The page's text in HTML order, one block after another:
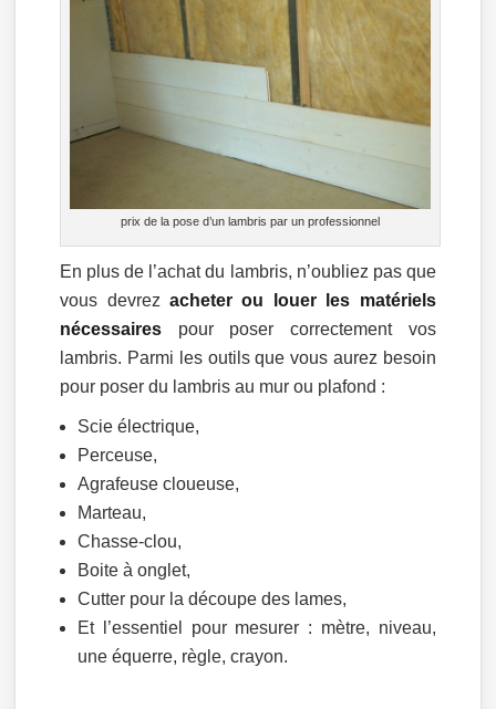
prix de la pose d’un lambris par un professionnel
En plus de l’achat du lambris, n’oubliez pas que
vous devrezacheter ou louer les matériels
nécessaires pour poser correctement vos
lambris. Parmi les outils que vous aurez besoin
pour poser du lambris au mur ou plafond :
Scie électrique,
Perceuse,
Agrafeuse cloueuse,
Marteau,
Chasse-clou,
Boite à onglet,
Cutter pour la découpe des lames,
Et l’essentiel pour mesurer : mètre, niveau,
une équerre, règle, crayon.